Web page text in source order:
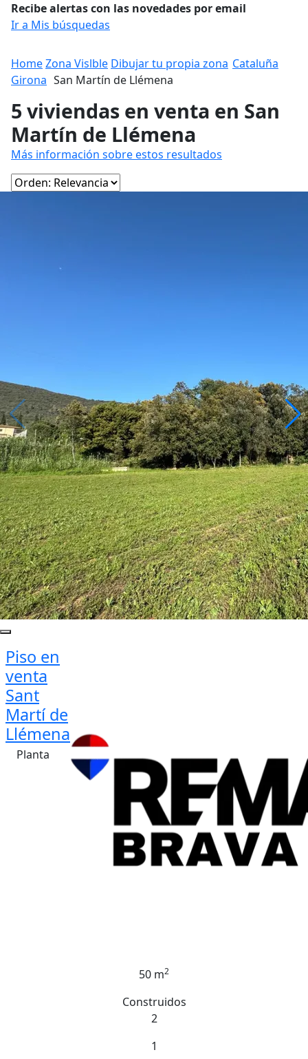
Recibe alertas con las novedades por email
Ir a Mis búsquedas
HomeZona Vislble Dibujar tu propia zona Cataluña
Girona San Martín de Llémena
5 viviendas en venta en San
Martín de Llémena
Más información sobre estos resultados
Piso en
venta
Sant
Martí de
Llémena
Planta
50 m2
Construidos
2
1